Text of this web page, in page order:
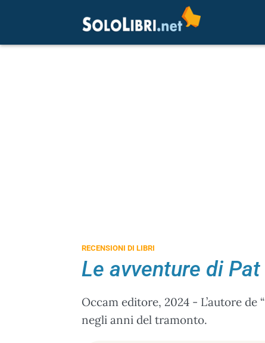
RECENSIONI DI LIBRI
Le avventure di
Occam editore, 2024 - L’autore
negli anni del tramonto.